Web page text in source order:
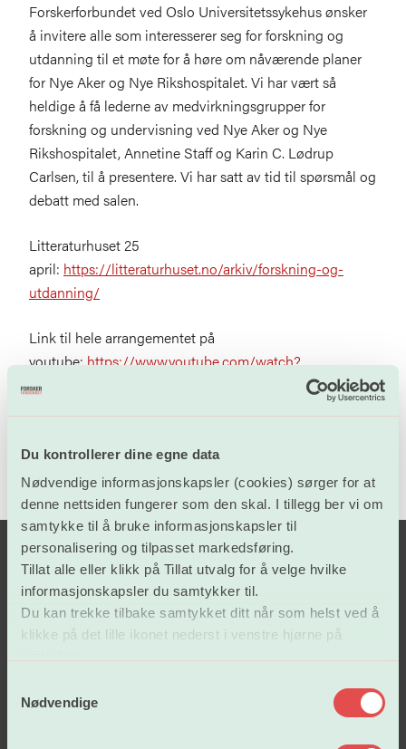
Du kontrollerer dine egne data
Nødvendige informasjonskapsler (cookies) sørger for at
denne nettsiden fungerer som den skal. I tillegg ber vi om
samtykke til å bruke informasjonskapsler til
personalisering og tilpasset markedsføring.
Tillat alle eller klikk på Tillat utvalg for å velge hvilke
informasjonskapsler du samtykker til.
Du kan trekke tilbake samtykket ditt når som helst ved å
klikke på det lille ikonet nederst i venstre hjørne på
Nødvendige
Forskerforbundet ved Oslo Universitetssykehus ønsker
å invitere alle som interesserer seg for forskning og
utdanning til et møte for å høre om nåværende planer
for Nye Aker og Nye Rikshospitalet. Vi har vært så
heldige å få lederne av medvirkningsgrupper for
forskning og undervisning ved Nye Aker og Nye
Rikshospitalet, Annetine Staff og Karin C. Lødrup
Carlsen, til å presentere. Vi har satt av tid til spørsmål og
debatt med salen.
Litteraturhuset 25
april: https://litteraturhuset.no/arkiv/forskning-og-
utdanning/
Link til hele arrangementet på
youtube:https://www.youtube.com/watch?
v=zQ9vZyixZKU
Lønn og tariffavtaler